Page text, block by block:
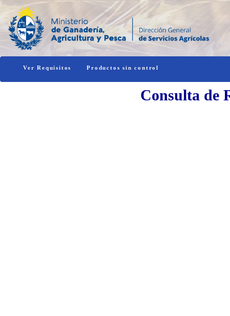
Ver Requisitos Productos sin control
Consulta de